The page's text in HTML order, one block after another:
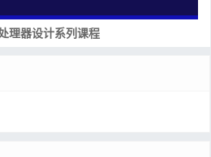
理器设计系列课程